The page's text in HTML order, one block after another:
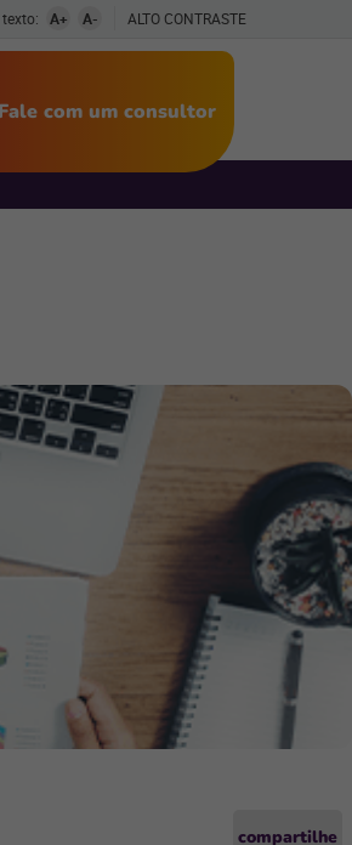
A+ A- ALTO CONTRASTE
Fale com um consultor
compartilhe